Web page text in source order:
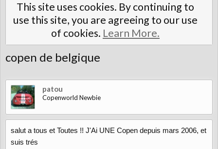
This site uses cookies. By continuing to
use this site, you are agreeing to our use
of cookies. Learn More.
copen de belgique
patou
Copenworld Newbie
salut a tous et Toutes !! J'Ai UNE Copen depuis mars 2006, et
suis trés